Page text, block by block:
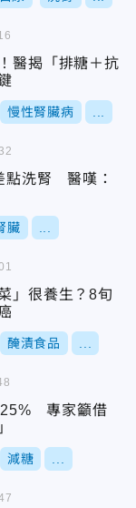
醫揭「排糖＋抗
慢性腎臟病
點洗腎 醫嘆：
臟
」很養生？8旬
醃漬食品
25% 專家籲借
減糖